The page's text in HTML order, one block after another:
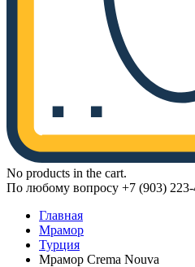
No products in the cart.
По любому вопросу +7 (903) 223-
Главная
Мрамор
Турция
Мрамор Crema Nouva